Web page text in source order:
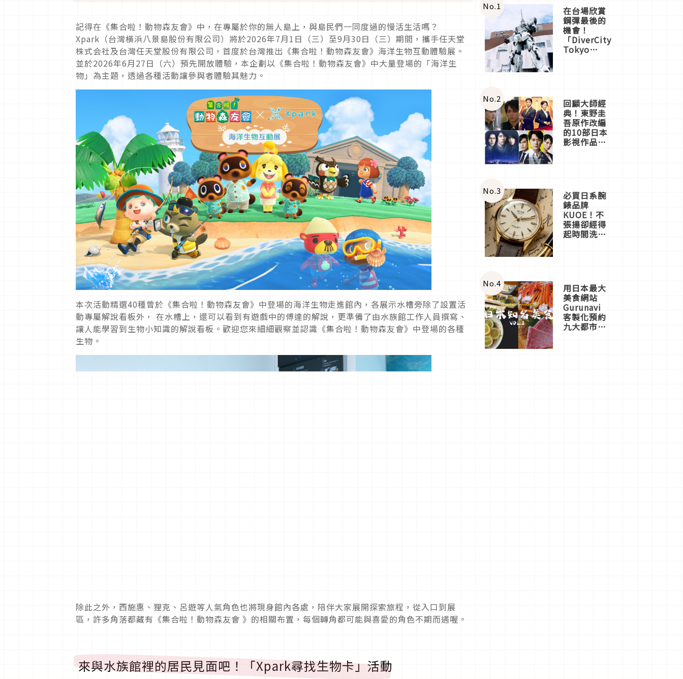
記得在《集合啦！動物森友會》中，在專屬於你的無人島上，與島民們一同度過的慢活生活嗎？
Xpark（台灣橫浜八景島股份有限公司）將於2026年7月1日（三）至9月30日（三）期間，攜手任天堂
株式会社及台灣任天堂股份有限公司，首度於台灣推出《集合啦！動物森友會》海洋生物互動體驗展。
並於2026年6月27日（六）預先開放體驗，本企劃以《集合啦！動物森友會》中大量登場的「海洋生
物」為主題，透過各種活動讓參與者體驗其魅力。
本次活動精選40種曾於《集合啦！動物森友會》中登場的海洋生物走進館內，各展示水槽旁除了設置活
動專屬解說看板外， 在水槽上，還可以看到有遊戲中的傅達的解說，更準備了由水族館工作人員撰寫、
讓人能學習到生物小知識的解說看板。歡迎您來細細觀察並認識《集合啦！動物森友會》中登場的各種
生物。
除此之外，西施惠、狸克、呂遊等人氣角色也將現身館內各處，陪伴大家展開探索旅程，從入口到展
區，許多角落都藏有《集合啦！動物森友會 》的相關布置，每個轉角都可能與喜愛的角色不期而遇喔。
來與水族館裡的居民見面吧！「Xpark尋找生物卡」活動
No.1 在台場欣賞
鋼彈最後的
機會！
「DiverCity
Tokyo
體驗
No.2 回顧大師經
典！東野圭
吾原作改編
的10部日本
影視作品推
No.3 必買日系腕
錶品牌
KUOE！不
張揚卻經得
起時間洗鍊
No.4 用日本最大
美食網站
Gurunavi
客製化預約
九大都市餐